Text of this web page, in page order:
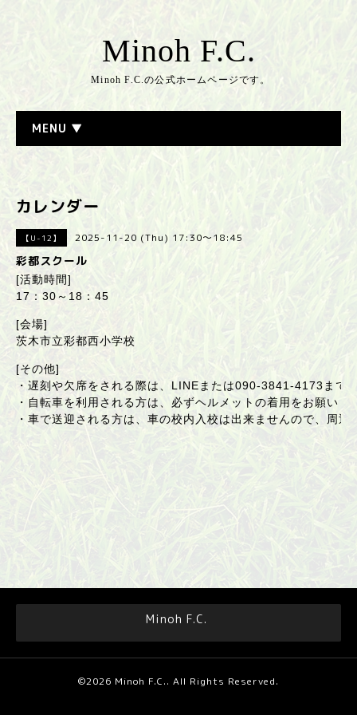
Minoh F.C.
Minoh F.C.の公式ホームページです。
MENU ▼
カレンダー
【U-12】 2025-11-20 (Thu) 17:30～18:45
彩都スクール
[活動時間]
17：30～18：45
[会場]
茨木市立彩都西小学校
[その他]
・遅刻や欠席をされる際は、LINEまたは090-3841-4173まで
・自転車を利用される方は、必ずヘルメットの着用をお願いし
・車で送迎される方は、車の校内入校は出来ませんので、周
Minoh F.C.
©2026 Minoh F.C.. All Rights Reserved.